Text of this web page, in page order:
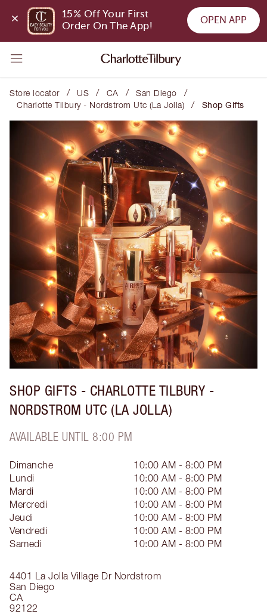
15% Off Your First
Order On The App!
OPEN APP
Store locator / US / CA / San Diego /
Charlotte Tilbury - Nordstrom Utc (La Jolla) / Shop Gifts
SHOP GIFTS - CHARLOTTE TILBURY -
NORDSTROM UTC (LA JOLLA)
AVAILABLE UNTIL 8:00 PM
4401 La Jolla Village Dr Nordstrom
San Diego
CA
92122
Dimanche
10:00 AM - 8:00 PM
Lundi
10:00 AM - 8:00 PM
Mardi
10:00 AM - 8:00 PM
Mercredi
10:00 AM - 8:00 PM
Jeudi
10:00 AM - 8:00 PM
Vendredi
10:00 AM - 8:00 PM
Samedi
10:00 AM - 8:00 PM